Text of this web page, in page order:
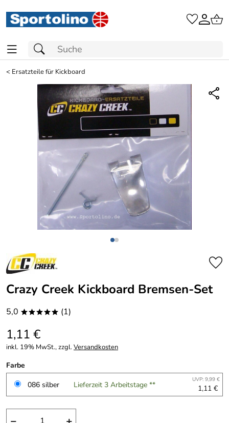
< Ersatzteile für Kickboard
Crazy Creek Kickboard Bremsen-Set
5,0 ***** (1)
1,11 €
inkl. 19% MwSt., zzgl.Versandkosten
Farbe
086 silber
Lieferzeit 3 Arbeitstage ** UVP: 9,99 €
1,11 €